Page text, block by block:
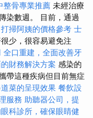
整骨專業推薦 未經治療
染數週。 目前，通過
打掃阿姨的價格參考 士
少，很容易避免注
全口重建，全面改善牙
財務解決方案 感染的
帶這種疾病但目前無症
菜的呈現效果 餐飲設
服務 助聽器公司，提
科診所，確保眼睛健